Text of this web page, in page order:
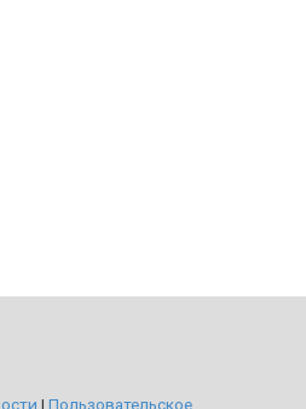
| Пользовательское